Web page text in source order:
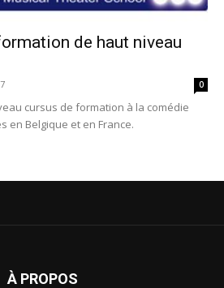
de haut niveau
0
cursus de formation à la comédie
en Belgique et en France.
À PROPOS